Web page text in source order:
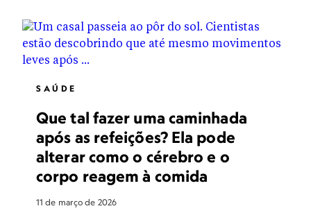
SAÚDE
Que tal fazer uma caminhada
após as refeições? Ela pode
alterar como o cérebro e o
corpo reagem à comida
11 de março de 2026